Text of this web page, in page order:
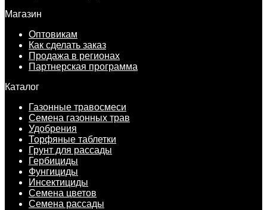
Магазин
Оптовикам
Как сделать заказ
Продажа в регионах
Партнерская программа
Каталог
Газонные травосмеси
Семена газонных трав
Удобрения
Торфяные таблетки
Грунт для рассады
Гербициды
Фунгициды
Инсектициды
Семена цветов
Семена рассады